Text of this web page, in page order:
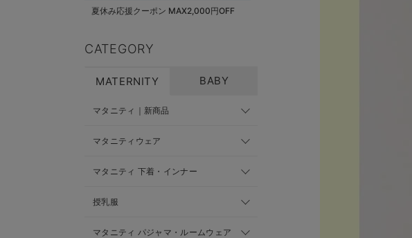
夏休み応援クーポン MAX2,000円OFF
CATEGORY
MATERNITY BABY
マタニティ｜新商品
マタニティウェア
マタニティ 下着・インナー
授乳服
マタニティ パジャマ・ルームウェア